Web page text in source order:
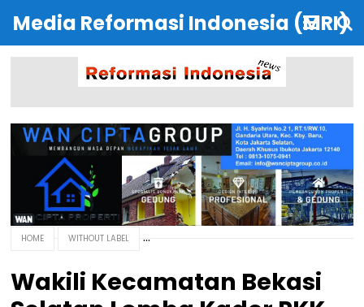
Media Reformasi Indonesia (MRI)
HOME WITHOUT LABEL
Wakili Kecamatan Bekasi